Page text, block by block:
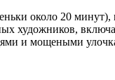
около 20
художников,
и мощеными